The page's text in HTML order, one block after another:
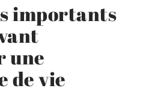
importants
une
de vie